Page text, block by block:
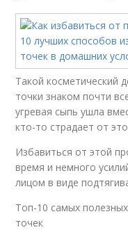
Такой косметический
точки знаком почти
угревая сыпь ушла
кто-то страдает от
Избавиться от этой
время и немного
лицом в виде
Топ-10 самых
точек